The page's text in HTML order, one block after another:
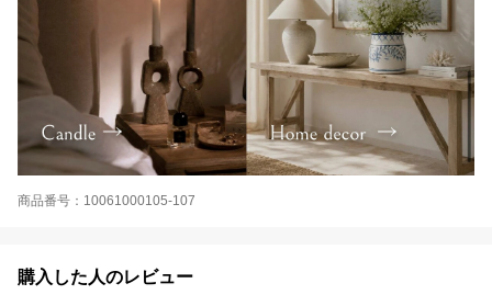
商品番号：10061000105-107
購入した人のレビュー